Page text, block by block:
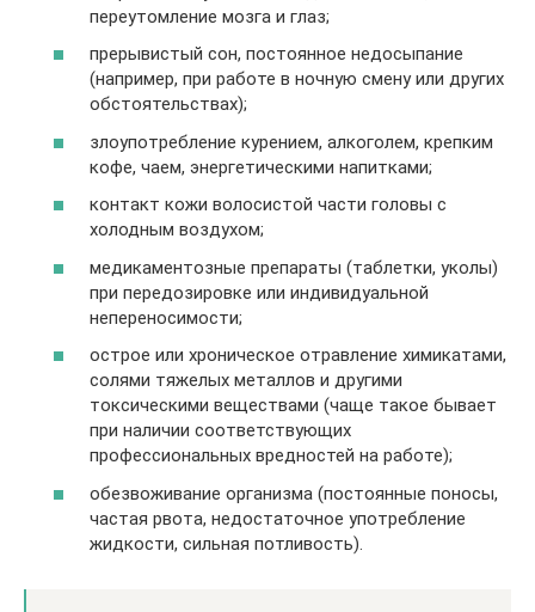
переутомление мозга и глаз;
прерывистый сон, постоянное недосыпание
(например, при работе в ночную смену или других
обстоятельствах);
злоупотребление курением, алкоголем, крепким
кофе, чаем, энергетическими напитками;
контакт кожи волосистой части головы с
холодным воздухом;
медикаментозные препараты (таблетки, уколы)
при передозировке или индивидуальной
непереносимости;
острое или хроническое отравление химикатами,
солями тяжелых металлов и другими
токсическими веществами (чаще такое бывает
при наличии соответствующих
профессиональных вредностей на работе);
обезвоживание организма (постоянные поносы,
частая рвота, недостаточное употребление
жидкости, сильная потливость).